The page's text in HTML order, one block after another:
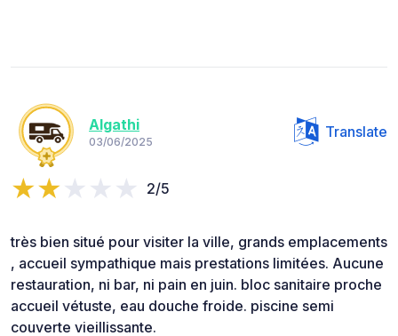
Algathi
03/06/2025
Translate
2/5
très bien situé pour visiter la ville, grands emplacements
, accueil sympathique mais prestations limitées. Aucune
restauration, ni bar, ni pain en juin. bloc sanitaire proche
accueil vétuste, eau douche froide. piscine semi
couverte vieillissante.